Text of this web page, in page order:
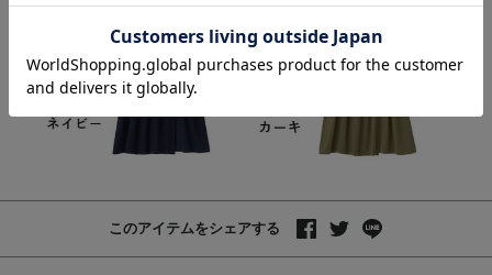
このアイテムをシェアする
お気に入り商品を確認する